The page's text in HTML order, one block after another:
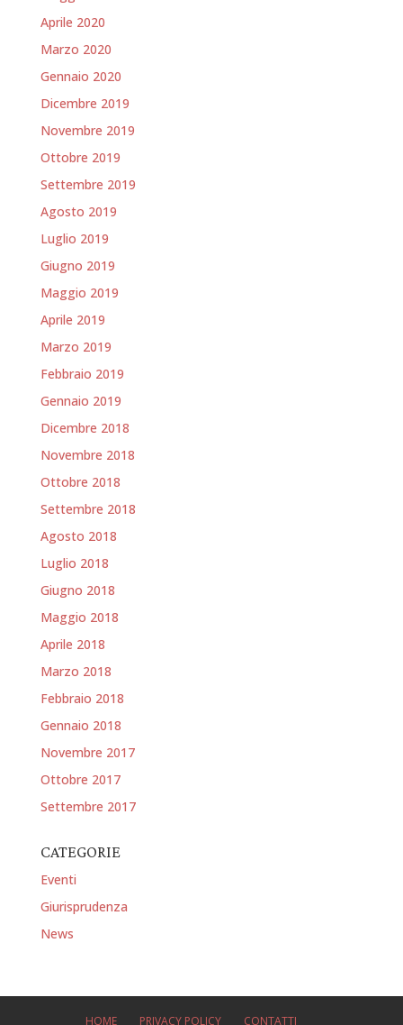
Aprile 2020
Marzo 2020
Gennaio 2020
Dicembre 2019
Novembre 2019
Ottobre 2019
Settembre 2019
Agosto 2019
Luglio 2019
Giugno 2019
Maggio 2019
Aprile 2019
Marzo 2019
Febbraio 2019
Gennaio 2019
Dicembre 2018
Novembre 2018
Ottobre 2018
Settembre 2018
Agosto 2018
Luglio 2018
Giugno 2018
Maggio 2018
Aprile 2018
Marzo 2018
Febbraio 2018
Gennaio 2018
Novembre 2017
Ottobre 2017
Settembre 2017
CATEGORIE
Eventi
Giurisprudenza
News
HOME PRIVACY POLICY CONTATTI